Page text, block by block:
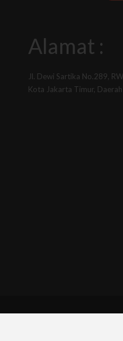
Alamat :
Jl. Dewi Sartika No.289,
Kota Jakarta Timur,